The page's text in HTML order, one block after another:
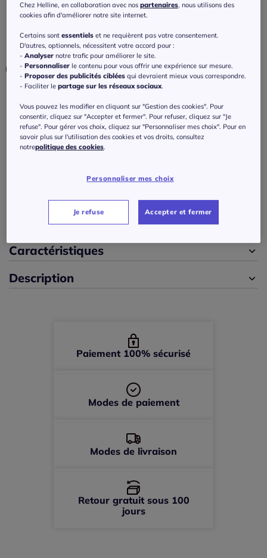
Réf : 508.926.007 3.3/5- 3avis
Couleur :sable-kaki imprimé
Veuillez sélectionner une taille
36 -En stock
En stock
42 -épuisé
44 -En stock
J'ajoute au panier
Caractéristiques
Description
Paiement 100% sécurisé
Modes de paiement
Modes de livraison
Retour gratuit sous 100
jours
Chez Helline, en collaboration avec nospartenaires, nous utilisons des
cookies afin d'améliorer notre site internet.
Certains sontessentiels et ne requièrent pas votre consentement.
D'autres, optionnels, nécessitent votre accord pour :
-Analyser notre trafic pour améliorer le site.
-Personnaliser le contenu pour vous offrir une expérience sur mesure.
-Proposer des publicités ciblées qui devraient mieux vous correspondre.
- Faciliter lepartage sur les réseaux sociaux.
Vous pouvez les modifier en cliquant sur "Gestion des cookies". Pour
consentir, cliquez sur "Accepter et fermer". Pour refuser, cliquez sur "Je
refuse". Pour gérer vos choix, cliquez sur "Personnaliser mes choix". Pour en
savoir plus sur l'utilisation des cookies et vos droits, consultez
notrepolitique des cookies.
Personnaliser mes choix
Je refuse Accepter et fermer